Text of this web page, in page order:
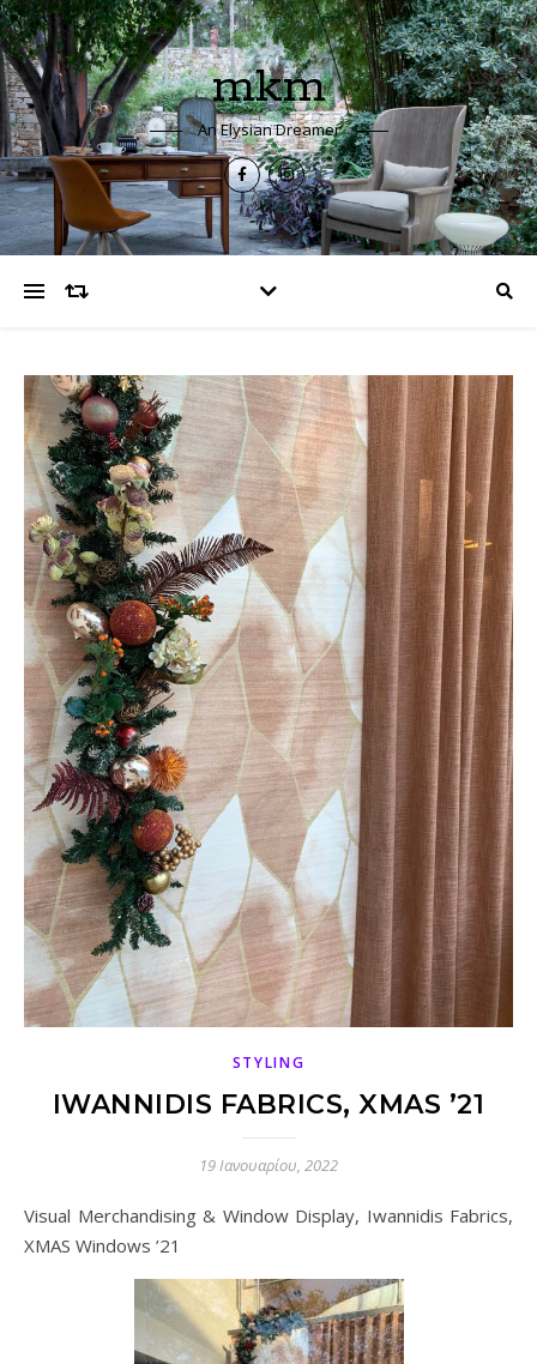
mkm
An Elysian Dreamer
STYLING
IWANNIDIS FABRICS, XMAS ’21
19 Ιανουαρίου, 2022
Visual Merchandising & Window Display, Iwannidis Fabrics,
XMAS Windows ’21